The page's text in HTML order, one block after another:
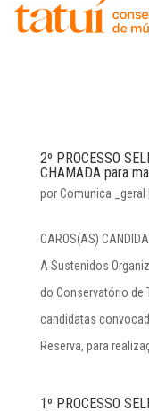
2º PROCESSO
CHAMADA para
porComunica _geral
CAROS(AS)
A Sustenidos
do Conservatório de
candidatas
Reserva, para
1º PROCESSO